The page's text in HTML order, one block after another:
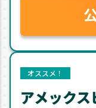
オススメ！
アメック